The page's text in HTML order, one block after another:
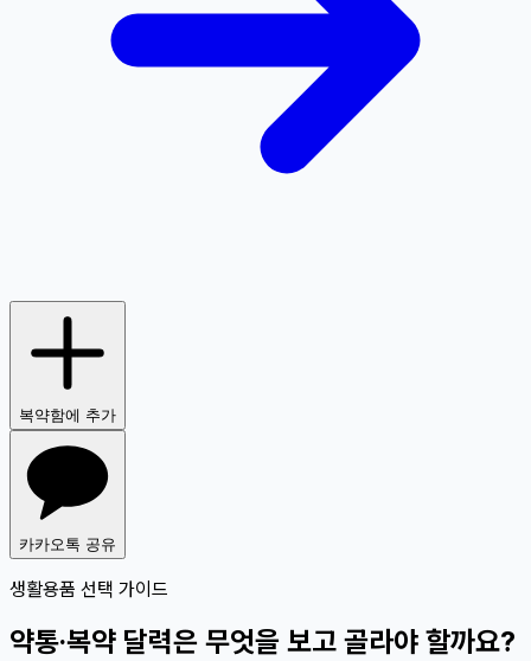
복약함에 추가
카카오톡 공유
생활용품 선택 가이드
약통·복약 달력은 무엇을 보고 골라야 할까요?